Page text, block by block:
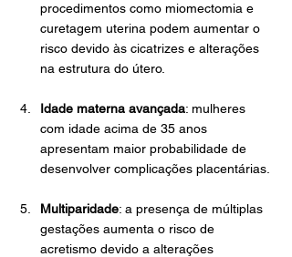
procedimentos como miomectomia e
curetagem uterina podem aumentar o
risco devido às cicatrizes e alterações
na estrutura do útero.
Idade materna avançada: mulheres
com idade acima de 35 anos
apresentam maior probabilidade de
desenvolver complicações placentárias.
Multiparidade: a presença de múltiplas
gestações aumenta o risco de
acretismo devido a alterações